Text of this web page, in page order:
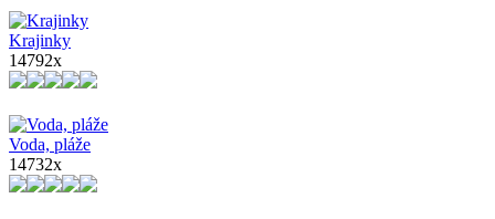
Krajinky
14792x
Voda, pláže
14732x